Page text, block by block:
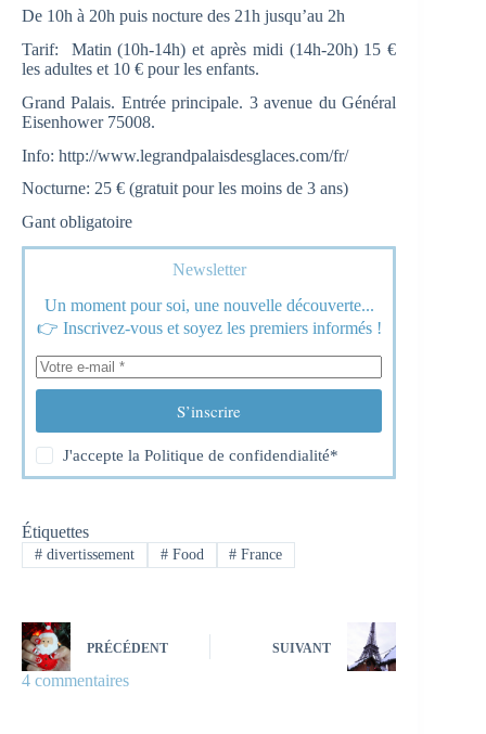
De 10h à 20h puis nocture des 21h jusqu’au 2h
Tarif: Matin (10h-14h) et après midi (14h-20h) 15 €
les adultes et 10 € pour les enfants.
Grand Palais. Entrée principale. 3 avenue du Général
Eisenhower 75008.
Info: http://www.legrandpalaisdesglaces.com/fr/
Nocturne: 25 € (gratuit pour les moins de 3 ans)
Gant obligatoire
Newsletter
Un moment pour soi, une nouvelle découverte...
👉 Inscrivez-vous et soyez les premiers informés !
S’inscrire
J'accepte laPolitique de confidendialité*
Étiquettes
#divertissement #Food # France
PRÉCÉDENT SUIVANT
4 commentaires